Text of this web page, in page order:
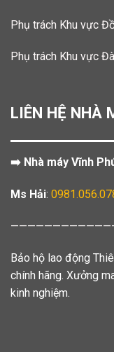
Phụ trách Khu vực
Phụ trách Khu vực
LIÊN HỆ NHÀ
➡️ Nhà máy Vĩnh
Ms Hải:
Bảo hộ lao động
chính hãng. Xưởng
kinh nghiệm.